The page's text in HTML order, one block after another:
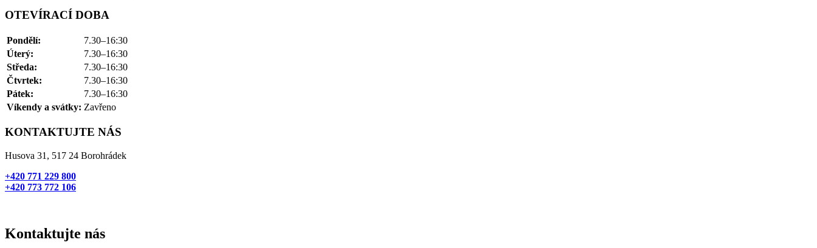
OTEVÍRACÍ DOBA
Pondělí:
7.30–16:30
Úterý:
7.30–16:30
Středa:
7.30–16:30
Čtvrtek:
7.30–16:30
Pátek:
7.30–16:30
Víkendy a svátky: Zavřeno
KONTAKTUJTE NÁS
Husova 31, 517 24 Borohrádek
+420 771 229 800
+420 773 772 106
Kontaktujte nás